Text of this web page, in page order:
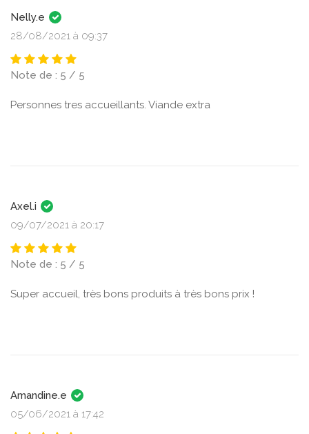
Nelly.e
28/08/2021 à 09:37
Note de : 5 / 5
Personnes tres accueillants. Viande extra
Axel.i
09/07/2021 à 20:17
Note de : 5 / 5
Super accueil, très bons produits à très bons prix !
Amandine.e
05/06/2021 à 17:42